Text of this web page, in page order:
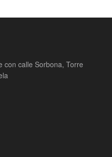
con calle Sorbona, Torre